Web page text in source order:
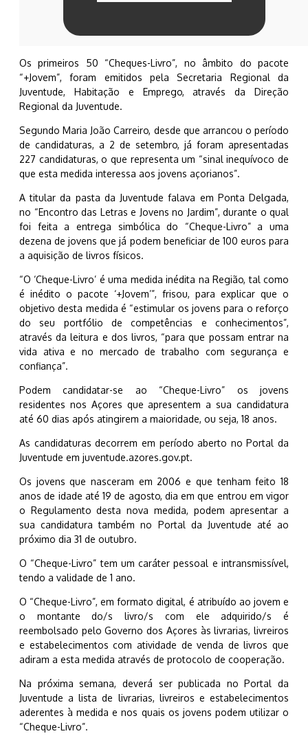
Os primeiros 50 “Cheques-Livro”, no âmbito do pacote
“+Jovem”, foram emitidos pela Secretaria Regional da
Juventude, Habitação e Emprego, através da Direção
Regional da Juventude.
Segundo Maria João Carreiro, desde que arrancou o período
de candidaturas, a 2 de setembro, já foram apresentadas
227 candidaturas, o que representa um “sinal inequívoco de
que esta medida interessa aos jovens açorianos”.
A titular da pasta da Juventude falava em Ponta Delgada,
no “Encontro das Letras e Jovens no Jardim”, durante o qual
foi feita a entrega simbólica do “Cheque-Livro” a uma
dezena de jovens que já podem beneficiar de 100 euros para
a aquisição de livros físicos.
“O ‘Cheque-Livro’ é uma medida inédita na Região, tal como
é inédito o pacote ‘+Jovem’”, frisou, para explicar que o
objetivo desta medida é “estimular os jovens para o reforço
do seu portfólio de competências e conhecimentos”,
através da leitura e dos livros, “para que possam entrar na
vida ativa e no mercado de trabalho com segurança e
confiança”.
Podem candidatar-se ao “Cheque-Livro” os jovens
residentes nos Açores que apresentem a sua candidatura
até 60 dias após atingirem a maioridade, ou seja, 18 anos.
As candidaturas decorrem em período aberto no Portal da
Juventude em juventude.azores.gov.pt.
Os jovens que nasceram em 2006 e que tenham feito 18
anos de idade até 19 de agosto, dia em que entrou em vigor
o Regulamento desta nova medida, podem apresentar a
sua candidatura também no Portal da Juventude até ao
próximo dia 31 de outubro.
O “Cheque-Livro” tem um caráter pessoal e intransmissível,
tendo a validade de 1 ano.
O “Cheque-Livro”, em formato digital, é atribuído ao jovem e
o montante do/s livro/s com ele adquirido/s é
reembolsado pelo Governo dos Açores às livrarias, livreiros
e estabelecimentos com atividade de venda de livros que
adiram a esta medida através de protocolo de cooperação.
Na próxima semana, deverá ser publicada no Portal da
Juventude a lista de livrarias, livreiros e estabelecimentos
aderentes à medida e nos quais os jovens podem utilizar o
“Cheque-Livro”.